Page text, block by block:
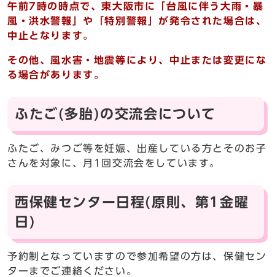
午前7時の時点で、東大阪市に「台風に伴う大雨・暴
風・洪水警報」や「特別警報」が発令された場合は、
中止となります。
その他、風水害・地震等により、中止または変更にな
る場合があります。
ふたご(多胎)の交流会について
ふたご、みつご等を妊娠、出産している方とそのお子
さんを対象に、月1回交流会をしています。
西保健センター日程(原則、第1金曜
日)
予約制となっていますので参加希望の方は、保健セン
ターまでご連絡ください。